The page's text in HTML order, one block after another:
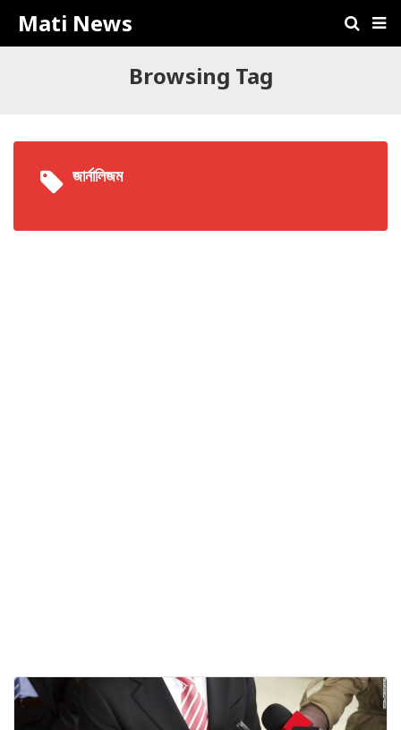
Mati News
Browsing Tag
জার্নালিজম